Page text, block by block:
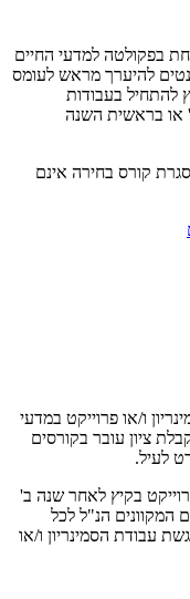
בפקולטה למדעי החיים
להיערך מראש לעומס
להתחיל בעבודות
או בראשית השנה
קורס בחירה אינם
ו/או פרוייקט במדעי
ציון עובר בקורסים
לעיל.
בקיץ לאחר שנה ב'
המקוונים הנ"ל לכל
עבודת הסמינריון ו/או